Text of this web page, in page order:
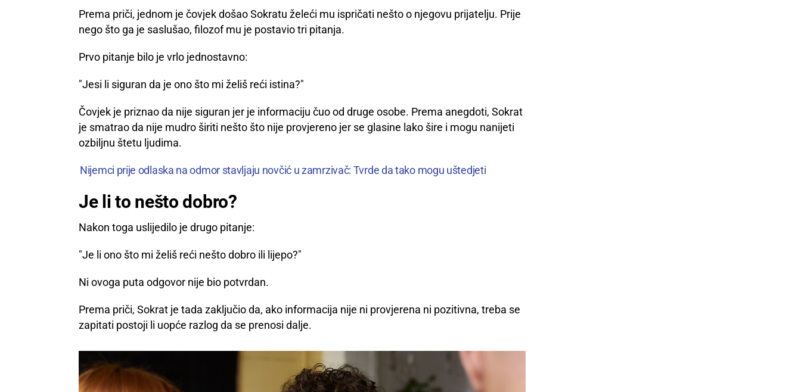
Prema priči, jednom je čovjek došao Sokratu želeći mu ispričati nešto o njegovu prijatelju. Prije
nego što ga je saslušao, filozof mu je postavio tri pitanja.
Prvo pitanje bilo je vrlo jednostavno:
"Jesi li siguran da je ono što mi želiš reći istina?"
Čovjek je priznao da nije siguran jer je informaciju čuo od druge osobe. Prema anegdoti, Sokrat
je smatrao da nije mudro širiti nešto što nije provjereno jer se glasine lako šire i mogu nanijeti
ozbiljnu štetu ljudima.
Nijemci prije odlaska na odmor stavljaju novčić u zamrzivač: Tvrde da tako mogu uštedjeti
Je li to nešto dobro?
Nakon toga uslijedilo je drugo pitanje:
"Je li ono što mi želiš reći nešto dobro ili lijepo?"
Ni ovoga puta odgovor nije bio potvrdan.
Prema priči, Sokrat je tada zaključio da, ako informacija nije ni provjerena ni pozitivna, treba se
zapitati postoji li uopće razlog da se prenosi dalje.